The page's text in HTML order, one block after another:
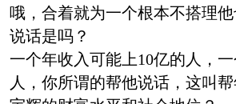
哦，合着就为一个根本不搭理
说话是吗？
一个年收入可能上10亿的人，
人，你所谓的帮他说话，这叫